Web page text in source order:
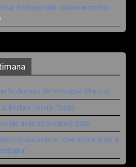
Il campionato italiano marathon
la chiusura del Romagna Bike Cup
Berta e Corvi in Top10
della Straccabike 2026
Snake iridata: “Che ricordi in Val di